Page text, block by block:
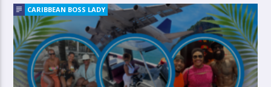
CARIBBEAN BOSS LADY